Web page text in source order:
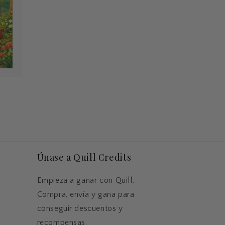
Únase a Quill Credits
Empieza a ganar con Quill.
Compra, envía y gana para
conseguir descuentos y
recompensas.